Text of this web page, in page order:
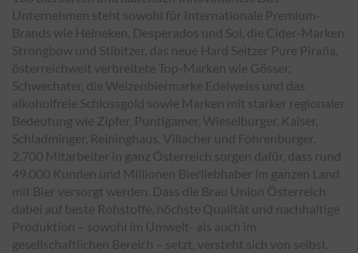
Unternehmen steht sowohl für Internationale Premium-
Brands wie Heineken, Desperados und Sol, die Cider-Marken
Strongbow und Stibitzer, das neue Hard Seltzer Pure Piraña,
österreichweit verbreitete Top-Marken wie Gösser,
Schwechater, die Weizenbiermarke Edelweiss und das
alkoholfreie Schlossgold sowie Marken mit starker regionaler
Bedeutung wie Zipfer, Puntigamer, Wieselburger, Kaiser,
Schladminger, Reininghaus, Villacher und Fohrenburger.
2.700 Mitarbeiter in ganz Österreich sorgen dafür, dass rund
49.000 Kunden und Millionen Bierliebhaber im ganzen Land
mit Bier versorgt werden. Dass die Brau Union Österreich
dabei auf beste Rohstoffe, höchste Qualität und nachhaltige
Produktion – sowohl im Umwelt- als auch im
gesellschaftlichen Bereich – setzt, versteht sich von selbst.